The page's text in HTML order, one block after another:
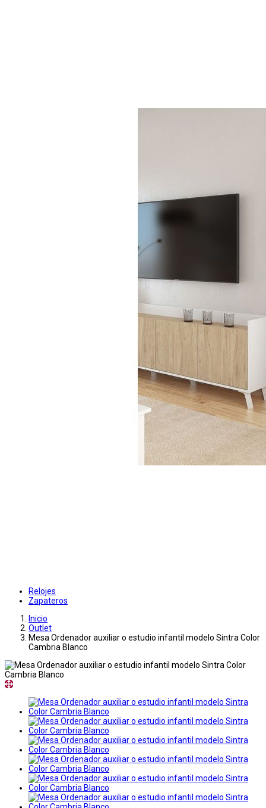
Relojes
Zapateros
Inicio
Outlet
Mesa Ordenador auxiliar o estudio infantil modelo Sintra Color
Cambria Blanco